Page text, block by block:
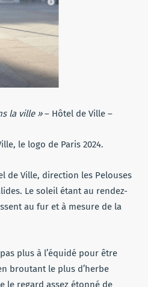
la ville »– Hôtel de Ville –
le logo de Paris 2024.
de Ville, direction les Pelouses
Le soleil étant au rendez-
au fur et à mesure de la
plus à l’équidé pour être
broutant le plus d’herbe